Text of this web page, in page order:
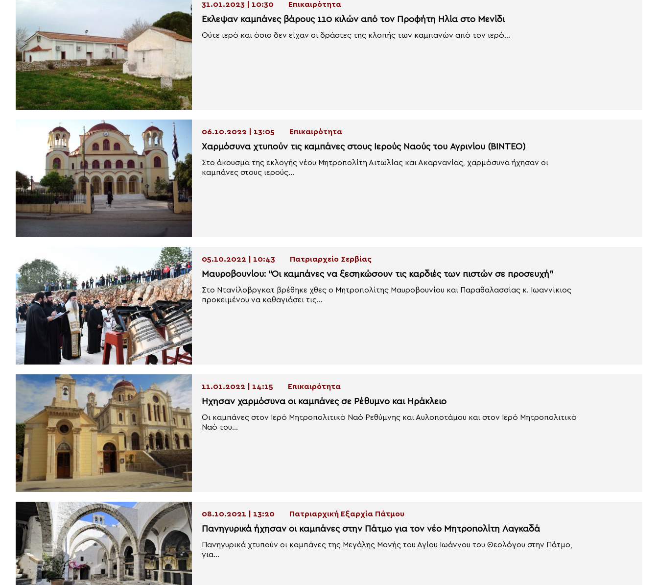
31.01.2023 | 10:30 Επικαιρότητα
Έκλεψαν καμπάνες βάρους 110 κιλών από τον Προφήτη Ηλία στο Μενίδι
Ούτε ιερό και όσιο δεν είχαν οι δράστες της κλοπής των καμπανών από τον ιερό...
06.10.2022 | 13:05 Επικαιρότητα
Χαρμόσυνα χτυπούν τις καμπάνες στους Ιερούς Ναούς του Αγρινίου (ΒΙΝΤΕΟ)
Στο άκουσμα της εκλογής νέου Μητροπολίτη Αιτωλίας και Ακαρνανίας, χαρμόσυνα ήχησαν οι
καμπάνες στους ιερούς...
05.10.2022 | 10:43 Πατριαρχείο Σερβίας
Μαυροβουνίου: “Οι καμπάνες να ξεσηκώσουν τις καρδιές των πιστών σε προσευχή”
Στο Ντανίλοβργκατ βρέθηκε χθες ο Μητροπολίτης Μαυροβουνίου και Παραθαλασσίας κ. Ιωαννίκιος
προκειμένου να καθαγιάσει τις...
11.01.2022 | 14:15 Επικαιρότητα
Ήχησαν χαρμόσυνα οι καμπάνες σε Ρέθυμνο και Ηράκλειο
Οι καμπάνες στον Ιερό Μητροπολιτικό Ναό Ρεθύμνης και Αυλοποτάμου και στον Ιερό Μητροπολιτικό
Ναό του...
08.10.2021 | 13:20 Πατριαρχική Εξαρχία Πάτμου
Πανηγυρικά ήχησαν οι καμπάνες στην Πάτμο για τον νέο Μητροπολίτη Λαγκαδά
Πανηγυρικά χτυπούν οι καμπάνες της Μεγάλης Μονής του Αγίου Ιωάννου του Θεολόγου στην Πάτμο,
για...